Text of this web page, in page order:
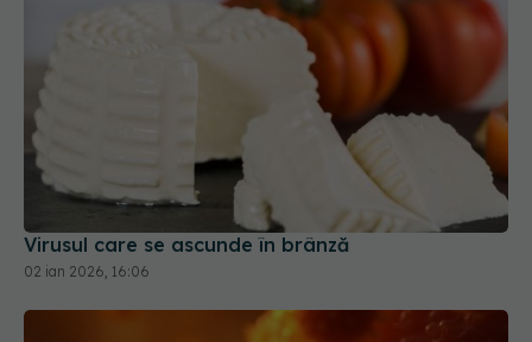
Virusul care se ascunde în brânză